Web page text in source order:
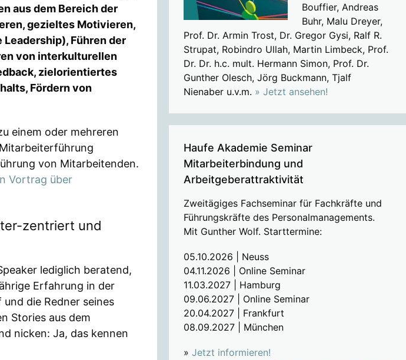
aus dem Bereich der
gezieltes Motivieren,
Führen der
von interkulturellen
zielorientiertes
Fördern von
einem oder mehreren
von Mitarbeitenden.
Vortrag über
zentriert und
lediglich beratend,
Erfahrung in der
die Redner seines
Stories aus dem
nicken: Ja, das kennen
Bouffier, Andreas
Buhr, Malu Dreyer,
Prof. Dr. Armin Trost, Dr. Gregor Gysi, Ralf R.
Strupat, Robindro Ullah, Martin Limbeck, Prof.
Dr. Dr. h.c. mult. Hermann Simon, Prof. Dr.
Gunther Olesch, Jörg Buckmann, Tjalf
Nienaber u.v.m. » Jetzt ansehen!
Haufe Akademie Seminar
Mitarbeiterbindung und
Arbeitgeberattraktivität
Zweitägiges Fachseminar für Fachkräfte und
Führungskräfte des Personalmanagements.
Mit Gunther Wolf. Starttermine:
05.10.2026 | Neuss
04.11.2026 | Online Seminar
11.03.2027 | Hamburg
09.06.2027 | Online Seminar
20.04.2027 | Frankfurt
08.09.2027 | München
» Jetzt informieren!